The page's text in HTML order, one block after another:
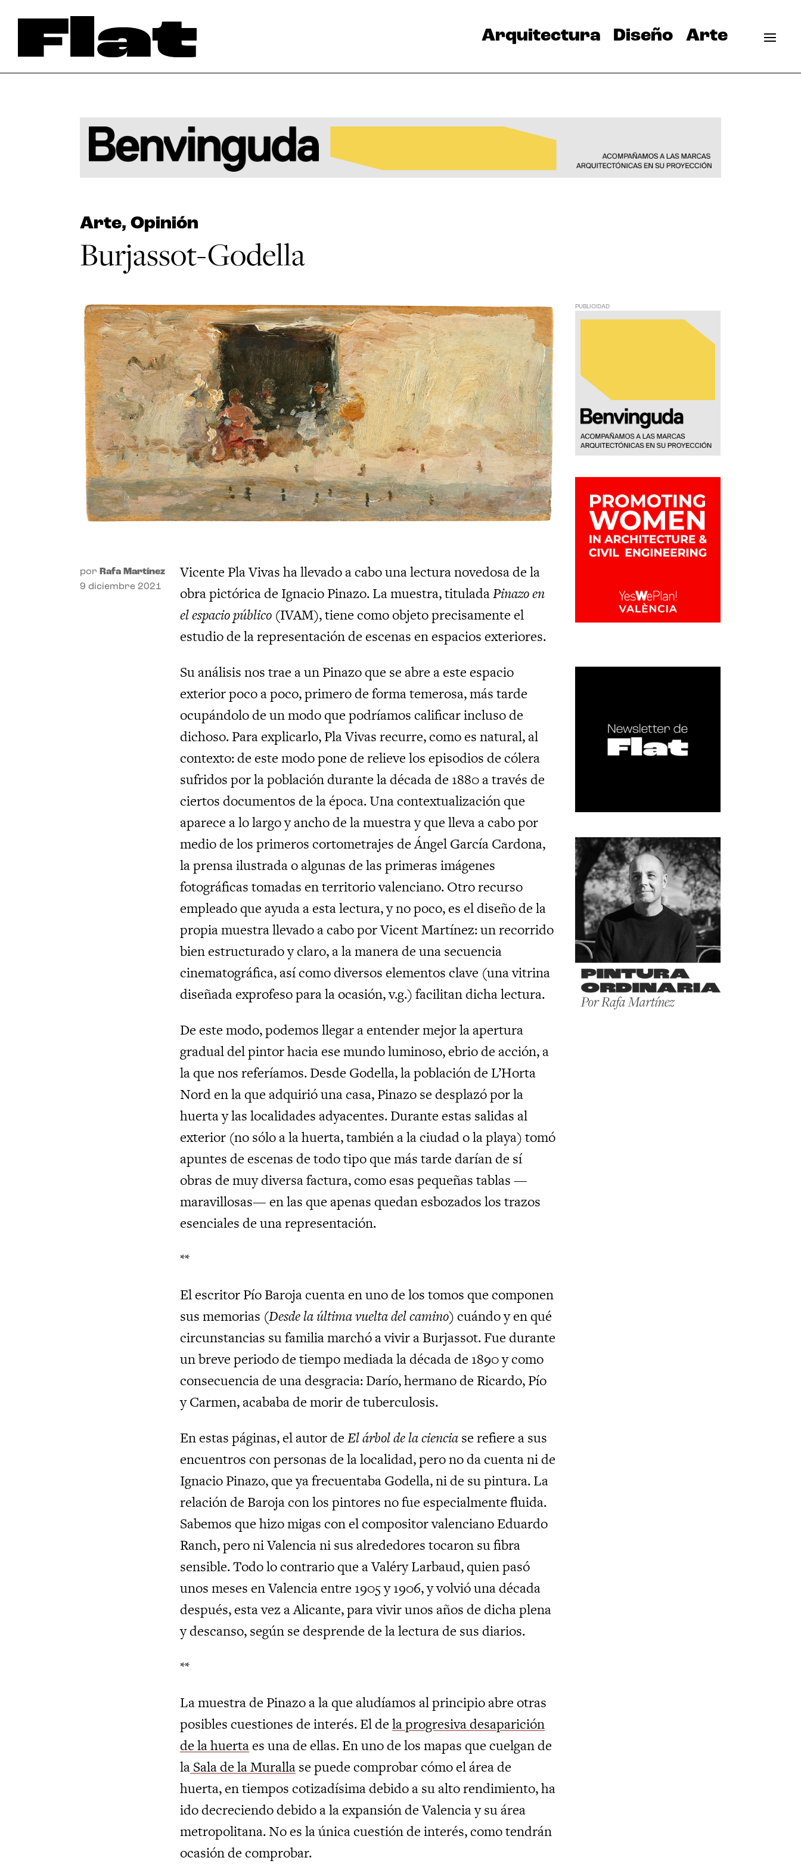
Arquitectura Diseño Arte
Arte,Opinión
Burjassot-Godella
por Rafa Martínez
9 diciembre 2021
Vicente Pla Vivas ha llevado a cabo una lectura novedosa de la
obra pictórica de Ignacio Pinazo. La muestra, tituladaPinazo en
el espacio público (IVAM), tiene como objeto precisamente el
estudio de la representación de escenas en espacios exteriores.
Su análisis nos trae a un Pinazo que se abre a este espacio
exterior poco a poco, primero de forma temerosa, más tarde
ocupándolo de un modo que podríamos calificar incluso de
dichoso. Para explicarlo, Pla Vivas recurre, como es natural, al
contexto: de este modo pone de relieve los episodios de cólera
sufridos por la población durante la década de 1880 a través de
ciertos documentos de la época. Una contextualización que
aparece a lo largo y ancho de la muestra y que lleva a cabo por
medio de los primeros cortometrajes de Ángel García Cardona,
la prensa ilustrada o algunas de las primeras imágenes
fotográficas tomadas en territorio valenciano. Otro recurso
empleado que ayuda a esta lectura, y no poco, es el diseño de la
propia muestra llevado a cabo por Vicent Martínez: un recorrido
bien estructurado y claro, a la manera de una secuencia
cinematográfica, así como diversos elementos clave (una vitrina
diseñada exprofeso para la ocasión, v.g.) facilitan dicha lectura.
De este modo, podemos llegar a entender mejor la apertura
gradual del pintor hacia ese mundo luminoso, ebrio de acción, a
la que nos referíamos. Desde Godella, la población de L’Horta
Nord en la que adquirió una casa, Pinazo se desplazó por la
huerta y las localidades adyacentes. Durante estas salidas al
exterior (no sólo a la huerta, también a la ciudad o la playa) tomó
apuntes de escenas de todo tipo que más tarde darían de sí
obras de muy diversa factura, como esas pequeñas tablas —
maravillosas— en las que apenas quedan esbozados los trazos
esenciales de una representación.
**
El escritor Pío Baroja cuenta en uno de los tomos que componen
sus memorias (Desde la última vuelta del camino) cuándo y en qué
circunstancias su familia marchó a vivir a Burjassot. Fue durante
un breve periodo de tiempo mediada la década de 1890 y como
consecuencia de una desgracia: Darío, hermano de Ricardo, Pío
y Carmen, acababa de morir de tuberculosis.
En estas páginas, el autor deEl árbol de la cienciase refiere a sus
encuentros con personas de la localidad, pero no da cuenta ni de
Ignacio Pinazo, que ya frecuentaba Godella, ni de su pintura. La
relación de Baroja con los pintores no fue especialmente fluida.
Sabemos que hizo migas con el compositor valenciano Eduardo
Ranch, pero ni Valencia ni sus alrededores tocaron su fibra
sensible. Todo lo contrario que a Valéry Larbaud, quien pasó
unos meses en Valencia entre 1905 y 1906, y volvió una década
después, esta vez a Alicante, para vivir unos años de dicha plena
y descanso, según se desprende de la lectura de sus diarios.
**
La muestra de Pinazo a la que aludíamos al principio abre otras
posibles cuestiones de interés. El dela progresiva desaparición
de la huertaes una de ellas. En uno de los mapas que cuelgan de
laSala de la Murallase puede comprobar cómo el área de
huerta, en tiempos cotizadísima debido a su alto rendimiento, ha
ido decreciendo debido a la expansión de Valencia y su área
metropolitana. No es la única cuestión de interés, como tendrán
ocasión de comprobar.
PUBLICIDAD